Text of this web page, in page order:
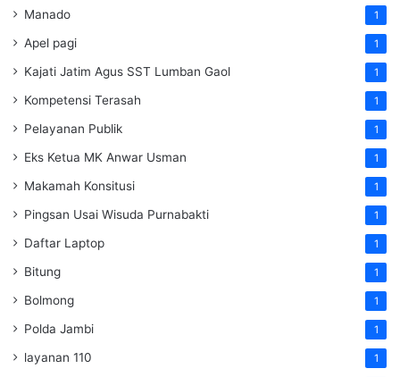
Manado 1
Apel pagi 1
Kajati Jatim Agus SST Lumban Gaol 1
Kompetensi Terasah 1
Pelayanan Publik 1
Eks Ketua MK Anwar Usman 1
Makamah Konsitusi 1
Pingsan Usai Wisuda Purnabakti 1
Daftar Laptop 1
Bitung 1
Bolmong 1
Polda Jambi 1
layanan 110 1